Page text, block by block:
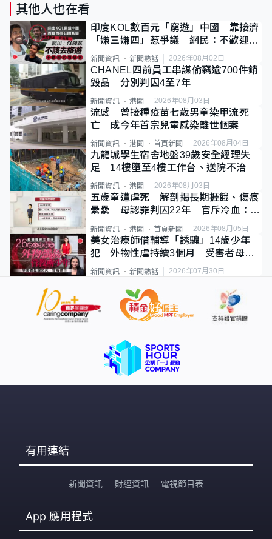
其他人也在看
印度KOL數百元「窮遊」中國 靠接濟
「嫌三嫌四」惹爭議 網民：不歡迎劣
質旅客
新聞資訊 新聞熱話 2026年08月02日
CHANEL四前員工串謀偷竊逾700件銷
毀品 分別判囚4至7年
新聞資訊 港聞 2026年08月03日
流感｜曾接種疫苗七歲男童染甲流死
亡 成今年首宗兒童感染離世個案
新聞資訊 港聞 首頁新聞 2026年08月04日
九龍城學生宿舍地盤39歲安全經理失
足 14樓墮至4樓工作台、送院不治
新聞資訊 港聞 2026年08月03日
五歲童遭虐死｜解剖揭長期捱餓、傷痕
纍纍 母認罪判囚22年 官斥冷血：同
類案最惡劣
新聞資訊 港聞 首頁新聞 2026年08月05日
美女治療師借輔導「誘騙」14歲少年
犯 外物性虐持續3個月 受害者母：
要保護其他人
新聞資訊 新聞熱話 2026年07月30日
有用連結
新聞資訊 財經資訊 電視節目表
App 應用程式